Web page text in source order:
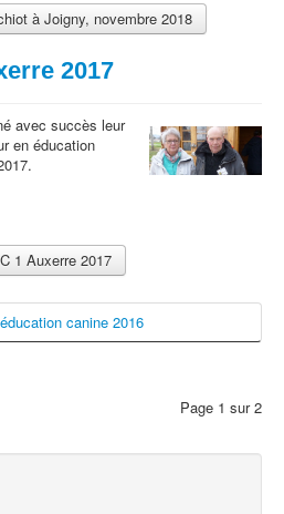
à Joigny, novembre 2018
2017
avec succès leur
en éducation
1 Auxerre 2017
canine 2016
Page 1 sur 2